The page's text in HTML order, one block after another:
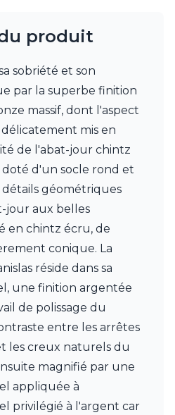
produit
sobriété et son
par la superbe finition
massif, dont l'aspect
mis en
de l'abat-jour chintz
d'un socle rond et
géométriques
jour aux belles
en chintz écru, de
conique. La
réside dans sa
une finition argentée
de polissage du
entre les arrêtes
les creux naturels du
magnifié par une
appliquée à
privilégié à l'argent car